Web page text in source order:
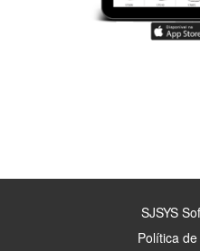
SJSYS
Política